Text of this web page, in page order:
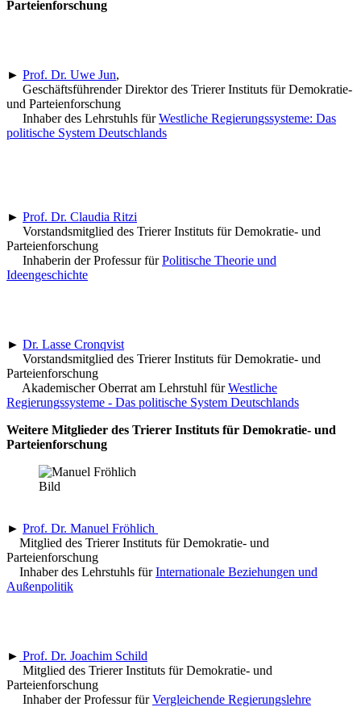
Parteienforschung
► Prof. Dr. Uwe Jun,
Geschäftsführender Direktor des Trierer Instituts für Demokratie-
und Parteienforschung
Inhaber des Lehrstuhls fürWestliche Regierungssysteme: Das
politische System Deutschlands
► Prof. Dr. Claudia Ritzi
Vorstandsmitglied des Trierer Instituts für Demokratie- und
Parteienforschung
Inhaberin der Professur fürPolitische Theorie und
Ideengeschichte
► Dr. Lasse Cronqvist
Vorstandsmitglied des Trierer Instituts für Demokratie- und
Parteienforschung
Akademischer Oberrat am Lehrstuhl fürWestliche
Regierungssysteme - Das politische System Deutschlands
Weitere Mitglieder des Trierer Instituts für Demokratie- und
Parteienforschung
► Prof. Dr. Manuel Fröhlich
Mitglied des Trierer Instituts für Demokratie- und
Parteienforschung
Inhaber des Lehrstuhls fürInternationale Beziehungen und
Außenpolitik
► Prof. Dr. Joachim Schild
Mitglied des Trierer Instituts für Demokratie- und
Parteienforschung
Inhaber der Professur fürVergleichende Regierungslehre